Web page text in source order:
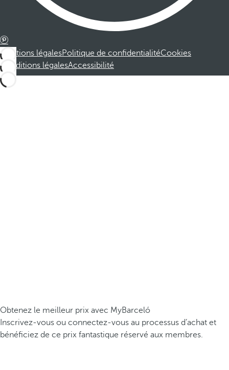
Mentions légalesPolitique de confidentialitéCookies
Conditions légalesAccessibilité
Obtenez le meilleur prix avec MyBarceló
Inscrivez-vous ou connectez-vous au processus d’achat et
bénéficiez de ce prix fantastique réservé aux membres.